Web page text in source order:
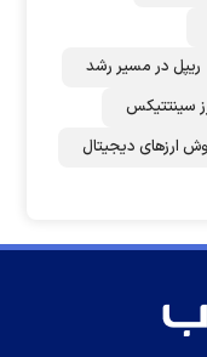
ریپل در مسیر رشد
سینتتیکس
ارزهای دیجیتال